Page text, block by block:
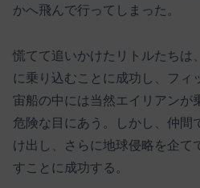
かへ飛んで行ってしまった。
慌てて追いかけたリトルたちは
に乗り込むことに成功し、フィ
宙船の中には当然エイリアンが
危険な目にあう。しかし、仲間
け出し、さらに地球侵略を企て
すことに成功する。